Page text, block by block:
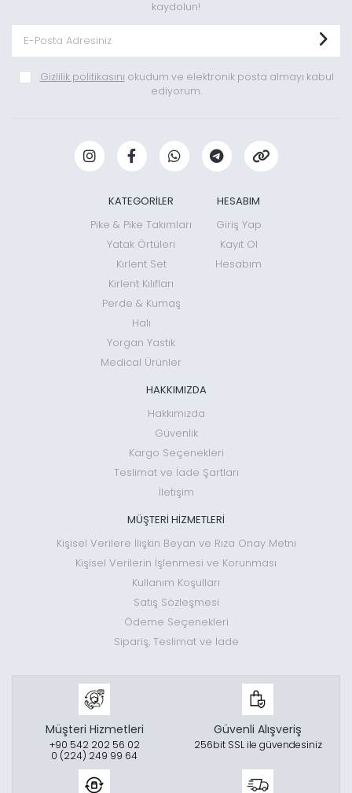
kaydolun!
Gizlilik politikasını okudum ve elektronik posta almayı kabul
ediyorum.
KATEGORİLER
Pike & Pike Takımları
Yatak Örtüleri
Kırlent Set
Kırlent Kılıfları
Perde & Kumaş
Halı
Yorgan Yastık
Medical Ürünler
HESABIM
Giriş Yap
Kayıt Ol
Hesabım
HAKKIMIZDA
Hakkımızda
Güvenlik
Kargo Seçenekleri
Teslimat ve İade Şartları
İletişim
MÜŞTERİ HİZMETLERİ
Kişisel Verilere İlişkin Beyan ve Rıza Onay Metni
Kişisel Verilerin İşlenmesi ve Korunması
Kullanım Koşulları
Satış Sözleşmesi
Ödeme Seçenekleri
Sipariş, Teslimat ve İade
Müşteri Hizmetleri
+90 542 202 56 02
0 (224) 249 99 64
Güvenli Alışveriş
256bit SSL ile güvendesiniz